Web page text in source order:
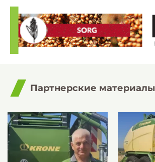
Партнерские материалы